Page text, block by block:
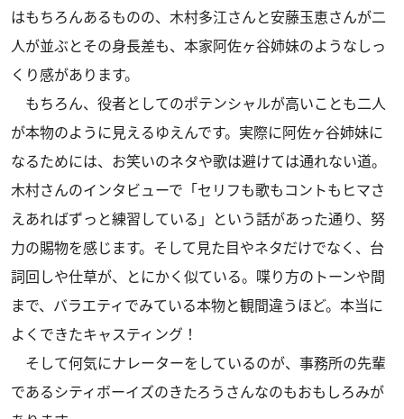
はもちろんあるものの、木村多江さんと安藤玉恵さんが二
人が並ぶとその身長差も、本家阿佐ヶ谷姉妹のようなしっ
くり感があります。
もちろん、役者としてのポテンシャルが高いことも二人
が本物のように見えるゆえんです。実際に阿佐ヶ谷姉妹に
なるためには、お笑いのネタや歌は避けては通れない道。
木村さんのインタビューで「セリフも歌もコントもヒマさ
えあればずっと練習している」という話があった通り、努
力の賜物を感じます。そして見た目やネタだけでなく、台
詞回しや仕草が、とにかく似ている。喋り方のトーンや間
まで、バラエティでみている本物と観間違うほど。本当に
よくできたキャスティング！
そして何気にナレーターをしているのが、事務所の先輩
であるシティボーイズのきたろうさんなのもおもしろみが